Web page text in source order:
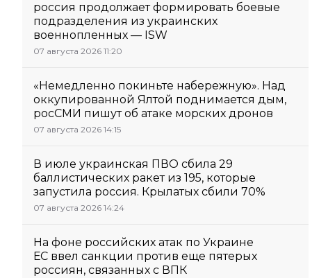
россия продолжает формировать боевые
подразделения из украинских
военнопленных — ISW
07 августа 2026 11:20
«Немедленно покиньте набережную». Над
оккупированной Ялтой поднимается дым,
росСМИ пишут об атаке морских дронов
07 августа 2026 14:15
В июле украинская ПВО сбила 29
баллистических ракет из 195, которые
запустила россия. Крылатых сбили 70%
07 августа 2026 14:24
На фоне российских атак по Украине
ЕС ввел санкции против еще пятерых
россиян, связанных с ВПК